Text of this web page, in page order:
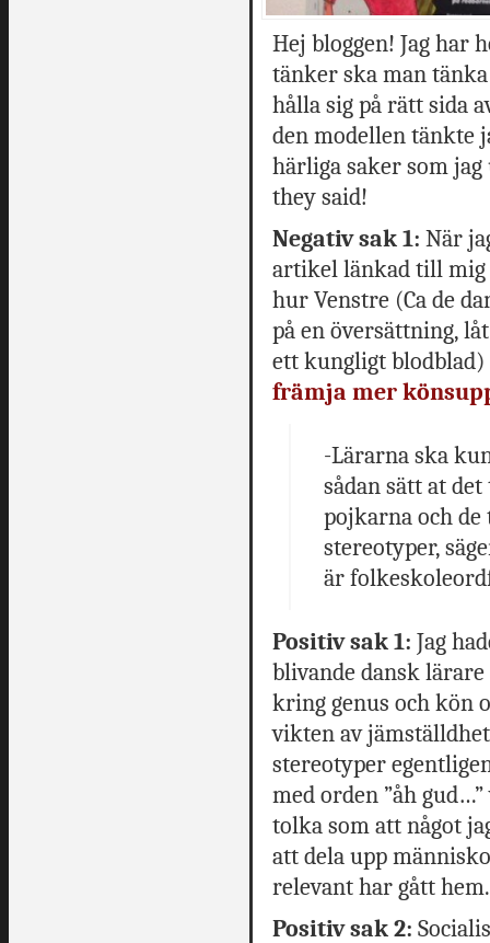
Hej bloggen! Jag har
tänker ska man
hålla sig på rätt sida
den modellen tänkte
härliga saker som
they said!
Negativ sak 1: När
artikel länkad till mig
hur Venstre (Ca de
på en översättning,
ett kungligt
främja mer
-Lärarna ska
sådan sätt at
pojkarna och
stereotyper,
är
Positiv sak 1: Jag
blivande dansk
kring genus och kön
vikten av
stereotyper
med orden ”åh
tolka som att något
att dela upp
relevant har gått
Positiv sak 2: